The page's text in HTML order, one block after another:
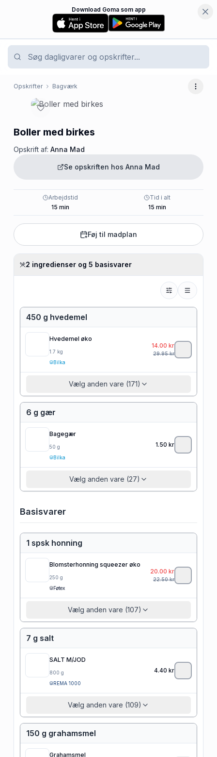
Download Goma som app
Opskrifter Bagværk Flere
Boller med birkes
Opskrift af: Anna Mad
Se opskriften hos Anna Mad
Arbejdstid
15 min
Tid i alt
15 min
Føj til madplan
2 ingredienser og 5 basisvarer
450 g hvedemel
Hvedemel øko
1.7 kg
Bilka
14.00 kr
29.95kr
Vælg anden vare (171)
6 g gær
Bagegær
50 g
Bilka
1.50 kr
Vælg anden vare (27)
Basisvarer
1 spsk honning
Blomsterhonning squeezer øko
250 g
Føtex
20.00 kr
22.50kr
Vælg anden vare (107)
7 g salt
SALT M/JOD
800 g
REMA 1000
4.40 kr
Vælg anden vare (109)
150 g grahamsmel
Grahamsmel